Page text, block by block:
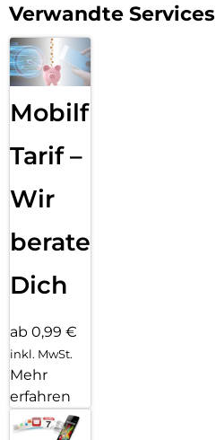
Verwandte Services
Mobilfunk
Tarif –
Wir
beraten
Dich
ab 0,99 €
inkl. MwSt.
Mehr
erfahren